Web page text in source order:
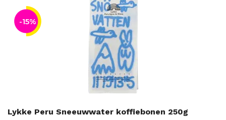
-15%
Lykke Peru Sneeuwwater koffiebonen 250g